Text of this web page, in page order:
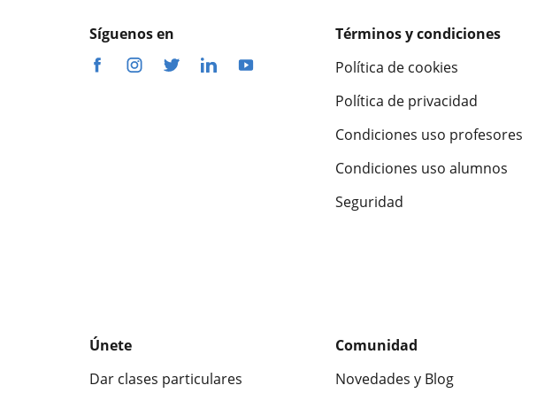
Síguenos en
Términos y condiciones
Política de cookies
Política de privacidad
Condiciones uso profesores
Condiciones uso alumnos
Seguridad
Únete
Dar clases particulares
Comunidad
Novedades y Blog